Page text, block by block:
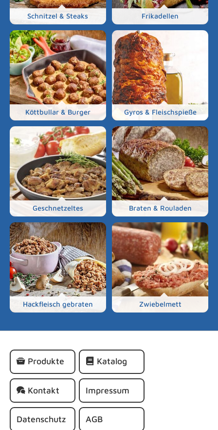
Schnitzel & Steaks Frikadellen
Köttbullar & Burger Gyros & Fleischspieße
Geschnetzeltes Braten & Rouladen
Hackfleisch gebraten Zwiebelmett
Produkte Katalog
Kontakt Impressum
Datenschutz AGB